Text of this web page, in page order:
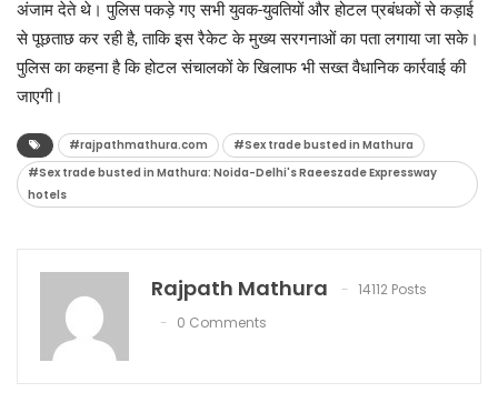
अंजाम देते थे। पुलिस पकड़े गए सभी युवक-युवतियों और होटल प्रबंधकों से कड़ाई
से पूछताछ कर रही है, ताकि इस रैकेट के मुख्य सरगनाओं का पता लगाया जा सके।
पुलिस का कहना है कि होटल संचालकों के खिलाफ भी सख्त वैधानिक कार्रवाई की
जाएगी।
#rajpathmathura.com
#Sex trade busted in Mathura
#Sex trade busted in Mathura: Noida-Delhi's Raeeszade Expressway
hotels
Rajpath Mathura
14112 Posts
0 Comments